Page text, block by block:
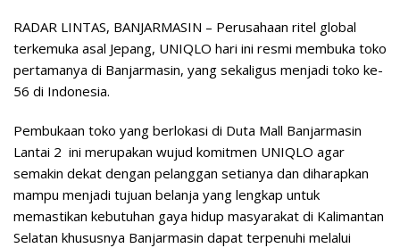
RADAR LINTAS, BANJARMASIN – Perusahaan ritel global
terkemuka asal Jepang, UNIQLO hari ini resmi membuka toko
pertamanya di Banjarmasin, yang sekaligus menjadi toko ke-
56 di Indonesia.
Pembukaan toko yang berlokasi di Duta Mall Banjarmasin
Lantai 2 ini merupakan wujud komitmen UNIQLO agar
semakin dekat dengan pelanggan setianya dan diharapkan
mampu menjadi tujuan belanja yang lengkap untuk
memastikan kebutuhan gaya hidup masyarakat di Kalimantan
Selatan khususnya Banjarmasin dapat terpenuhi melalui